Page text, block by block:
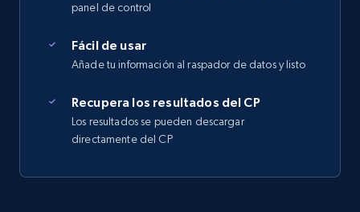
panel de control
Fácil de usar
Añade tu información al raspador de datos y listo
Recupera los resultados del CP
Los resultados se pueden descargar
directamente del CP